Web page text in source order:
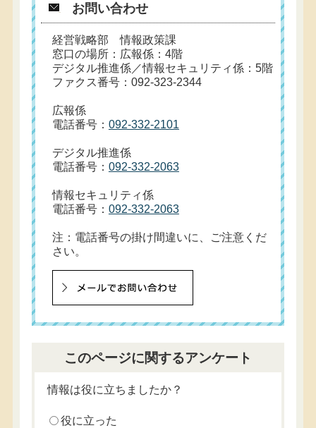
お問い合わせ
経営戦略部 情報政策課
窓口の場所：広報係：4階
デジタル推進係／情報セキュリティ係：5階
ファクス番号：092-323-2344
広報係
電話番号： 092-332-2101
デジタル推進係
電話番号： 092-332-2063
情報セキュリティ係
電話番号： 092-332-2063
注：電話番号の掛け間違いに、ご注意くだ
さい。
このページに関するアンケート
情報は役に立ちましたか？
役に立った